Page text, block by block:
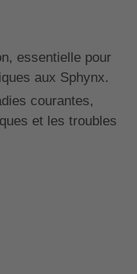
essentielle pour
aux Sphynx.
courantes,
et les troubles